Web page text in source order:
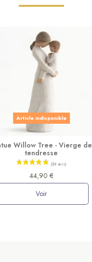
Article indisponible
Willow Tree - Vierge de
tendresse
44,90 €
Voir